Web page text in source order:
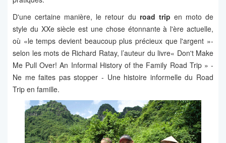
D'une certaine manière, le retour du road trip en moto de
style du XXe siècle est une chose étonnante à l'ère actuelle,
où «le temps devient beaucoup plus précieux que l'argent »-
selon les mots de Richard Ratay, l’auteur du livre« Don't Make
Me Pull Over! An Informal History of the Family Road Trip » -
Ne me faites pas stopper - Une histoire informelle du Road
Trip en famille.